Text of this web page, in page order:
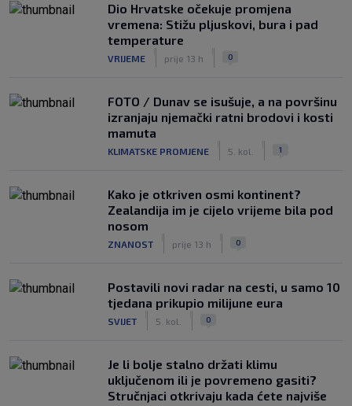
Dio Hrvatske očekuje promjena
vremena: Stižu pljuskovi, bura i pad
temperature
VRIJEME prije 13 h 0
FOTO / Dunav se isušuje, a na površinu
izranjaju njemački ratni brodovi i kosti
mamuta
KLIMATSKE PROMJENE 5. kol. 1
Kako je otkriven osmi kontinent?
Zealandija im je cijelo vrijeme bila pod
nosom
ZNANOST prije 13 h 0
Postavili novi radar na cesti, u samo 10
tjedana prikupio milijune eura
SVIJET 5. kol. 0
Je li bolje stalno držati klimu
uključenom ili je povremeno gasiti?
Stručnjaci otkrivaju kada ćete najviše